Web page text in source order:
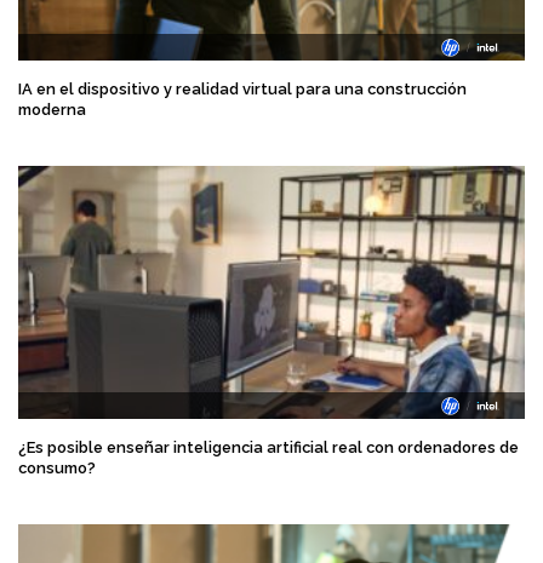
IA en el dispositivo y realidad virtual para una construcción
moderna
¿Es posible enseñar inteligencia artificial real con ordenadores de
consumo?